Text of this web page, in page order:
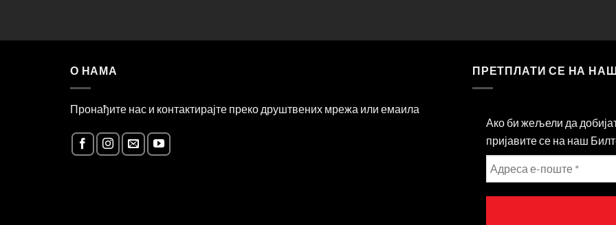
О НАМА
Пронађите нас и контактирајте преко друштвених мрежа или емаила
ПРЕТПЛАТИ СЕ НА
Ако би жељели да
пријавите се на наш